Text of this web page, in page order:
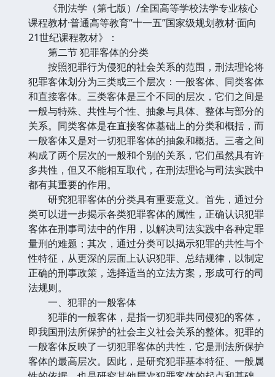
《刑法学（第七版）/全国高等学校法学专业核心
课程教材·普通高等教育“十一五”国家级规划教材·面向
21世纪课程教材》：
第二节 犯罪客体的分类
按照犯罪行为侵犯的社会关系的范围，刑法理论将
犯罪客体划分为三类或三个层次：一般客体、同类客体
和直接客体。三类客体是三个不同的层次，它们之间是
一般与特殊、共性与个性、抽象与具体、整体与部分的
关系。同类客体是在直接客体基础上的分类和概括，而
一般客体又是对一切犯罪客体的抽象和概括。三者之间
构成了两个层次的一般和个别的关系，它们虽然具有许
多共性，但又不能相互取代，在刑法理论与司法实践中
都有其重要的作用。
研究犯罪客体的分类具有重要意义。首先，通过分
类可以进一步揭示各类犯罪客体的属性，正确认识犯罪
客体在刑事司法中的作用，以解决司法实践中各种定罪
量刑的难题；其次，通过分类可以揭示犯罪的共性与个
性特征，从更深的层面上认识犯罪、总结规律，以制定
正确的刑事政策，选择适当的立法方案，形成可行的司
法规则。
一、犯罪的一般客体
犯罪的一般客体，是指一切犯罪共同侵犯的客体，
即我国刑法所保护的社会主义社会关系的整体。犯罪的
一般客体反映了一切犯罪客体的共性，它是刑法所保护
客体的最高层次。因此，是研究犯罪基本特征、一般属